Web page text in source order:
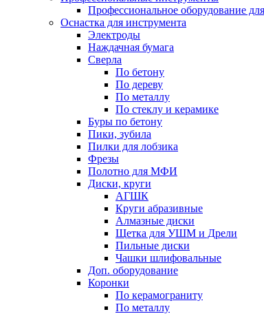
Профессиональное оборудование
Оснастка для инструмента
Электроды
Наждачная бумага
Сверла
По бетону
По дереву
По металлу
По стеклу и керамике
Буры по бетону
Пики, зубила
Пилки для лобзика
Фрезы
Полотно для МФИ
Диски, круги
АГШК
Круги абразивные
Алмазные диски
Щетка для УШМ и Дрели
Пильные диски
Чашки шлифовальные
Доп. оборудование
Коронки
По керамограниту
По металлу